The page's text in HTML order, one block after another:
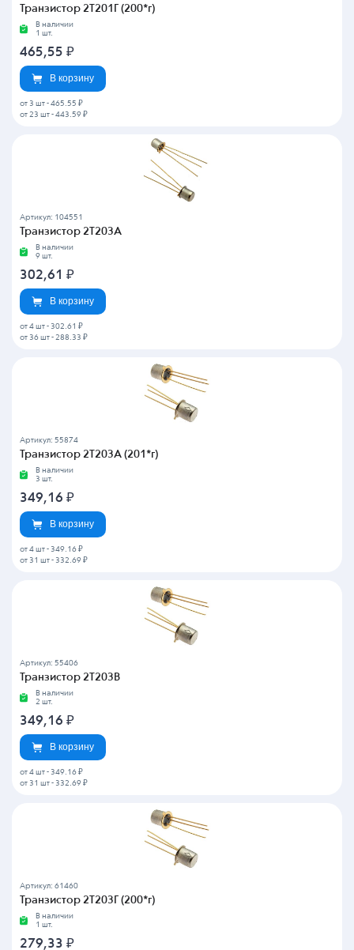
Транзистор 2Т201Г (200*г)
В наличии
1 шт.
465,55 ₽
В корзину
от 3 шт - 465.55 ₽
от 23 шт - 443.59 ₽
Артикул: 104551
Транзистор 2Т203А
В наличии
9 шт.
302,61 ₽
В корзину
от 4 шт - 302.61 ₽
от 36 шт - 288.33 ₽
Артикул: 55874
Транзистор 2Т203А (201*г)
В наличии
3 шт.
349,16 ₽
В корзину
от 4 шт - 349.16 ₽
от 31 шт - 332.69 ₽
Артикул: 55406
Транзистор 2Т203В
В наличии
2 шт.
349,16 ₽
В корзину
от 4 шт - 349.16 ₽
от 31 шт - 332.69 ₽
Артикул: 61460
Транзистор 2Т203Г (200*г)
В наличии
1 шт.
279,33 ₽